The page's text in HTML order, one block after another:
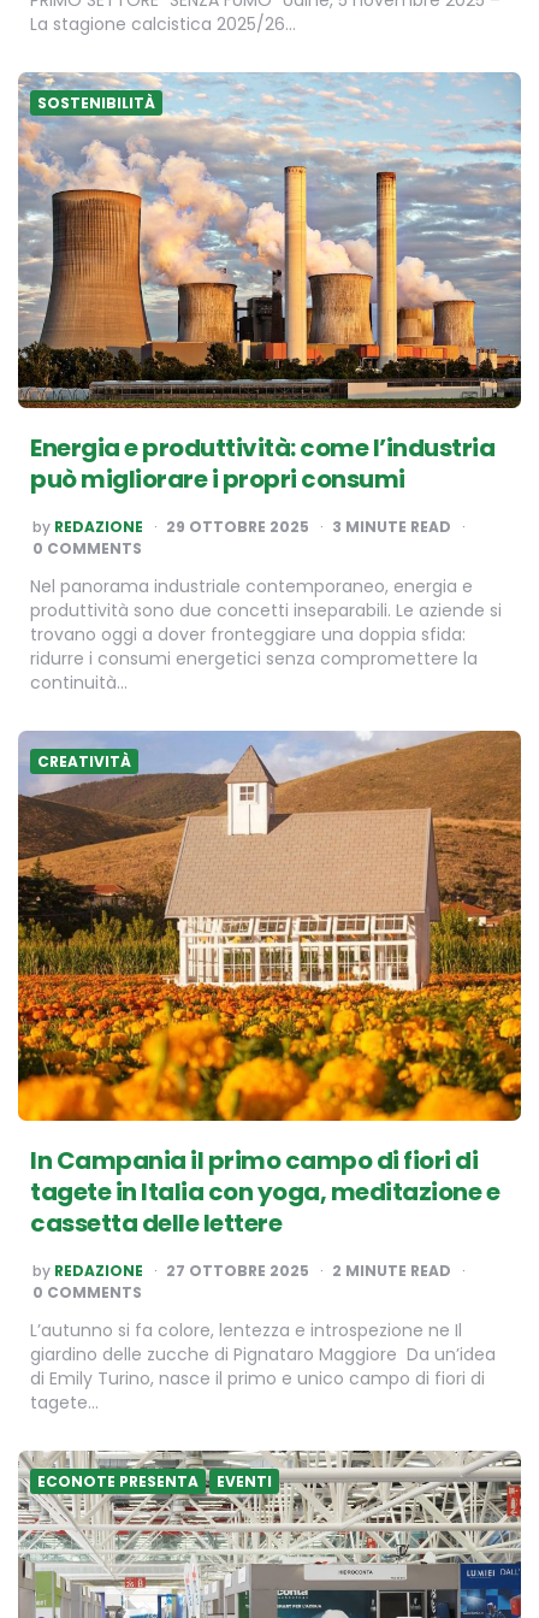
La stagione calcistica 2025/26…
SOSTENIBILITÀ
Energia e produttività: come l’industria
può migliorare i propri consumi
POSTED
BY
by REDAZIONE 29 OTTOBRE 2025 3 MINUTE READ
0 COMMENTS
Nel panorama industriale contemporaneo, energia e
produttività sono due concetti inseparabili. Le aziende si
trovano oggi a dover fronteggiare una doppia sfida:
ridurre i consumi energetici senza compromettere la
continuità…
CREATIVITÀ
In Campania il primo campo di fiori di
tagete in Italia con yoga, meditazione e
cassetta delle lettere
POSTED
BY
by REDAZIONE 27 OTTOBRE 2025 2 MINUTE READ
0 COMMENTS
L’autunno si fa colore, lentezza e introspezione ne Il
giardino delle zucche di Pignataro Maggiore Da un’idea
di Emily Turino, nasce il primo e unico campo di fiori di
tagete…
ECONOTE PRESENTA EVENTI